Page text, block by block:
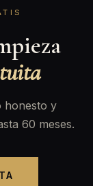
honesto y
60 meses.